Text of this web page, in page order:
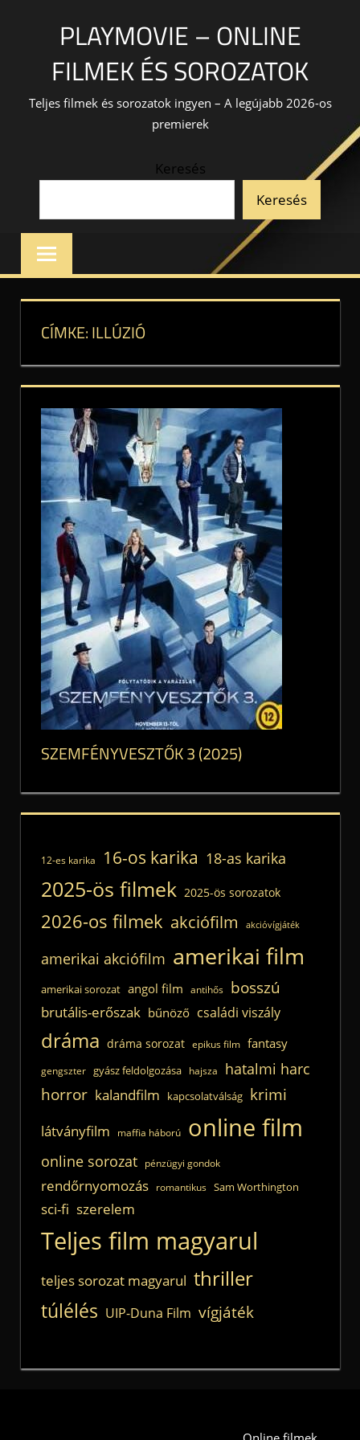
PLAYMOVIE – ONLINE
FILMEK ÉS SOROZATOK
Teljes filmek és sorozatok ingyen – A legújabb 2026-os
premierek
Keresés
Keresés
CÍMKE:ILLÚZIÓ
SZEMFÉNYVESZTŐK 3 (2025)
12-es karika 16-os karika 18-as karika
2025-ös filmek 2025-ös sorozatok
2026-os filmek akciófilm akcióvígjáték
amerikai akciófilm amerikai film
amerikai sorozat angol film antihős bosszú
brutális-erőszak bűnöző családi viszály
dráma dráma sorozat epikus film fantasy
gengszter gyász feldolgozása hajsza hatalmi harc
horror kalandfilm kapcsolatválság krimi
látványfilm maffia háború online film
online sorozat pénzügyi gondok
rendőrnyomozás romantikus Sam Worthington
sci-fi szerelem
Teljes film magyarul
teljes sorozat magyarul thriller
túlélés UIP-Duna Film vígjáték